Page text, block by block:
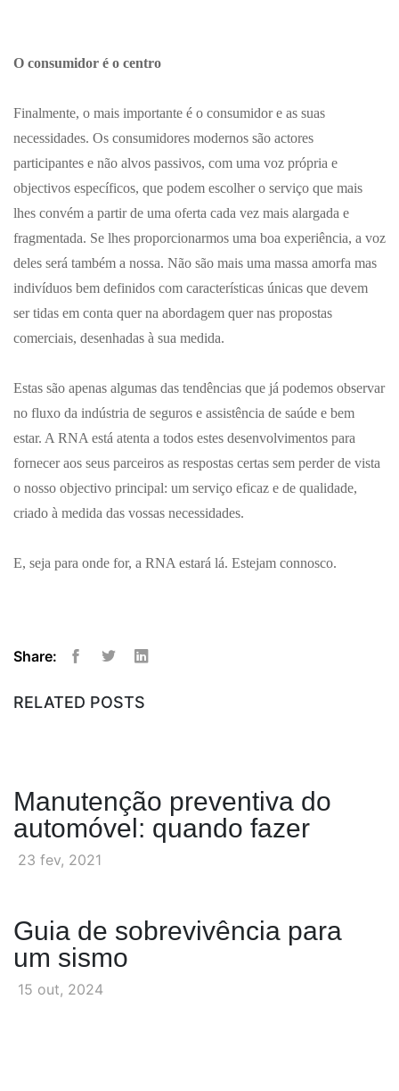
O consumidor é o centro
Finalmente, o mais importante é o consumidor e as suas
necessidades. Os consumidores modernos são actores
participantes e não alvos passivos, com uma voz própria e
objectivos específicos, que podem escolher o serviço que mais
lhes convém a partir de uma oferta cada vez mais alargada e
fragmentada. Se lhes proporcionarmos uma boa experiência, a voz
deles será também a nossa. Não são mais uma massa amorfa mas
indivíduos bem definidos com características únicas que devem
ser tidas em conta quer na abordagem quer nas propostas
comerciais, desenhadas à sua medida.
Estas são apenas algumas das tendências que já podemos observar
no fluxo da indústria de seguros e assistência de saúde e bem
estar. A RNA está atenta a todos estes desenvolvimentos para
fornecer aos seus parceiros as respostas certas sem perder de vista
o nosso objectivo principal: um serviço eficaz e de qualidade,
criado à medida das vossas necessidades.
E, seja para onde for, a RNA estará lá. Estejam connosco.
Share:
RELATED POSTS
Manutenção preventiva do
automóvel: quando fazer
23 fev, 2021
Guia de sobrevivência para
um sismo
15 out, 2024